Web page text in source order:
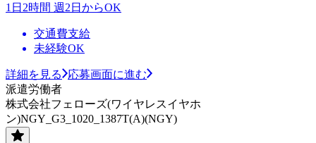
1日2時間 週2日からOK
交通費支給
未経験OK
詳細を見る
応募画面に進む
派遣労働者
株式会社フェローズ(ワイヤレスイヤホ
ン)NGY_G3_1020_1387T(A)(NGY)